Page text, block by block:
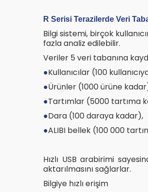
R Serisi Terazilerde Veri
Bilgi sistemi, birçok
fazla analiz edilebilir.
Veriler 5 veri tabanına
●Kullanıcılar (100
●Ürünler (1000 ürüne
●Tartımlar (5000 tartıma
●Dara (100 daraya kadar),
●ALIBI bellek (100 000
Hızlı USB arabirimi
aktarılmasını sağlarlar.
Bilgiye hızlı erişim